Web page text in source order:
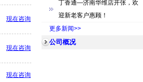
丁香通—济南华维店开张，欢
迎新老客户惠顾！
更多新闻>>
公司概况
现在咨询
现在咨询
现在咨询